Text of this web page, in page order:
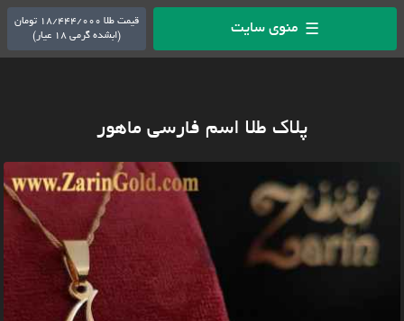
☰ منوی سایت
قیمت طلا 18/444/000 تومان
(ابشده گرمی 18 عیار)
پلاک طلا اسم فارسی ماهور